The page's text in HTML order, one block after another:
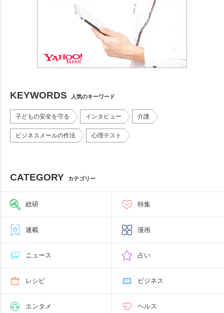
KEYWORDS 人気のキーワード
子どもの安全を守る インタビュー 介護
ビジネスメールの作法 心理テスト
CATEGORY カテゴリー
総研 特集
連載 漫画
ニュース 占い
レシピ ビジネス
エンタメ ヘルス